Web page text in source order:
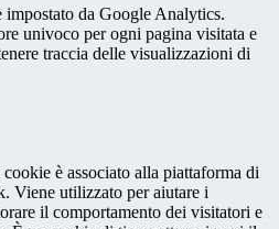
impostato da Google Analytics.
univoco per ogni pagina visitata e
traccia delle visualizzazioni di
è associato alla piattaforma di
Viene utilizzato per aiutare i
il comportamento dei visitatori e